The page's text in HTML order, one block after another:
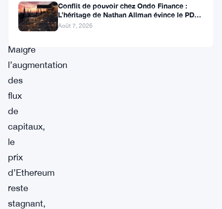
contrats
intelligents.
Malgré
l’augmentation
des
flux
de
capitaux,
le
prix
d’Ethereum
reste
stagnant,
Conflit de pouvoir chez Ondo Finance :
L’héritage de Nathan Allman évince le PDG
Ian De Bode le 24 juillet
Août 7, 2026